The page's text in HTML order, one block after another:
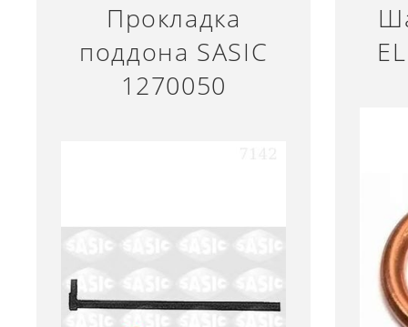
Прокладка
поддона SASIC
1270050